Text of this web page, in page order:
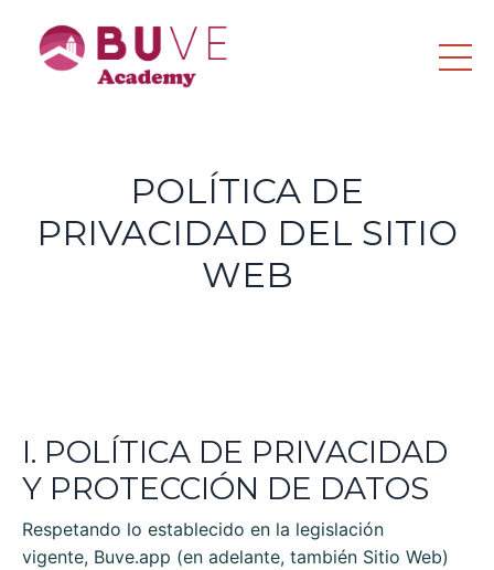
POLÍTICA DE
PRIVACIDAD DEL SITIO
WEB
I. POLÍTICA DE PRIVACIDAD
Y PROTECCIÓN DE DATOS
Respetando lo establecido en la legislación
vigente, Buve.app (en adelante, también Sitio Web)